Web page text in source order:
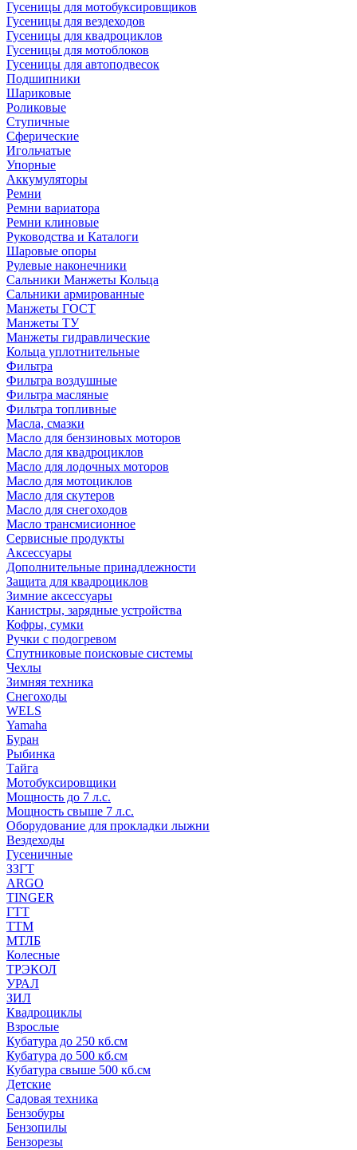
Гусеницы для мотобуксировщиков
Гусеницы для вездеходов
Гусеницы для квадроциклов
Гусеницы для мотоблоков
Гусеницы для автоподвесок
Подшипники
Шариковые
Роликовые
Ступичные
Сферические
Игольчатые
Упорные
Аккумуляторы
Ремни
Ремни вариатора
Ремни клиновые
Руководства и Каталоги
Шаровые опоры
Рулевые наконечники
Сальники Манжеты Кольца
Сальники армированные
Манжеты ГОСТ
Манжеты ТУ
Манжеты гидравлические
Кольца уплотнительные
Фильтра
Фильтра воздушные
Фильтра масляные
Фильтра топливные
Масла, смазки
Масло для бензиновых моторов
Масло для квадроциклов
Масло для лодочных моторов
Масло для мотоциклов
Масло для скутеров
Масло для снегоходов
Масло трансмисионное
Сервисные продукты
Аксессуары
Дополнительные принадлежности
Защита для квадроциклов
Зимние аксессуары
Канистры, зарядные устройства
Кофры, сумки
Ручки с подогревом
Спутниковые поисковые системы
Чехлы
Зимняя техника
Снегоходы
WELS
Yamaha
Буран
Рыбинка
Тайга
Мотобуксировщики
Мощность до 7 л.с.
Мощность свыше 7 л.с.
Оборудование для прокладки лыжни
Вездеходы
Гусеничные
ЗЗГТ
ARGO
TINGER
ГТТ
ТТМ
МТЛБ
Колесные
ТРЭКОЛ
УРАЛ
ЗИЛ
Квадроциклы
Взрослые
Кубатура до 250 кб.см
Кубатура до 500 кб.см
Кубатура свыше 500 кб.см
Детские
Садовая техника
Бензобуры
Бензопилы
Бензорезы